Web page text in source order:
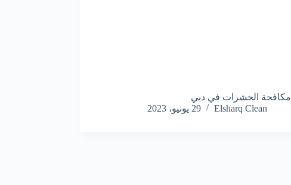
مكافحة الحشرات في دبي
Elsharq Clean
29 يونيو، 2023